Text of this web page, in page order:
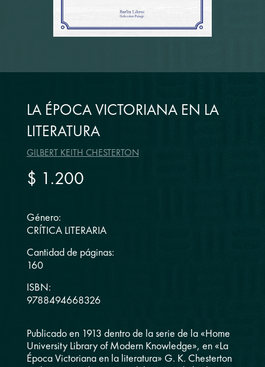
LA ÉPOCA VICTORIANA EN LA
LITERATURA
GILBERT KEITH CHESTERTON
$ 1.200
Género:
CRÍTICA LITERARIA
Cantidad de páginas:
160
ISBN:
9788494668326
Publicado en 1913 dentro de la serie de la «Home
University Library of Modern Knowledge», en «La
Época Victoriana en la literatura» G. K. Chesterton